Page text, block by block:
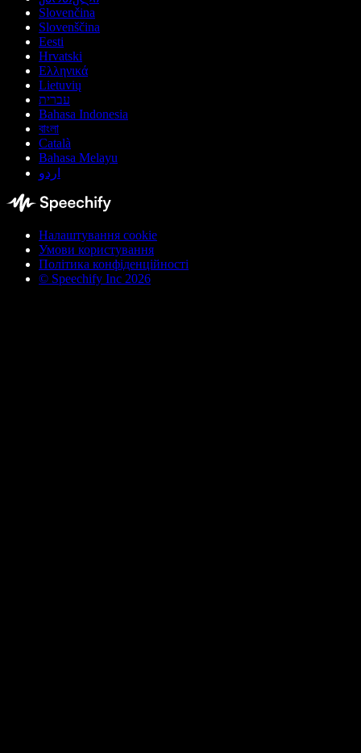
Slovenčina
Slovenščina
Eesti
Hrvatski
Ελληνικά
Lietuvių
עברית
Bahasa Indonesia
বাংলা
Català
Bahasa Melayu
اردو
Налаштування cookie
Умови користування
Політика конфіденційності
© Speechify Inc 2026